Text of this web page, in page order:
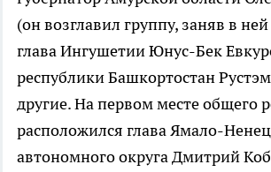
(он возглавил группу, заняв в
глава Ингушетии Юнус-Бек
республики Башкортостан
другие. На первом месте общего
расположился глава Ямало-
автономного округа Дмитрий